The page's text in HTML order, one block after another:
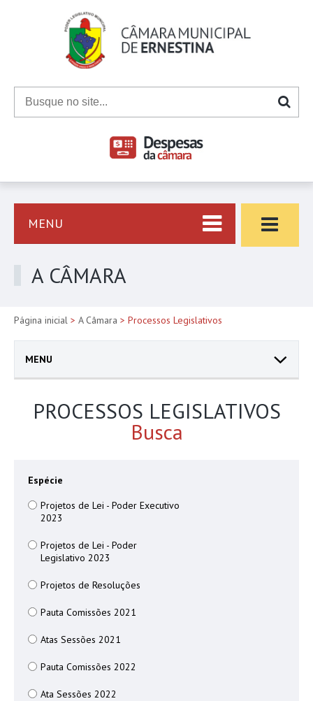
MENU
A CÂMARA
Página inicial > A Câmara > Processos Legislativos
MENU
PROCESSOS LEGISLATIVOS
Busca
Espécie
Projetos de Lei - Poder Executivo
2023
Projetos de Lei - Poder
Legislativo 2023
Projetos de Resoluções
Pauta Comissões 2021
Atas Sessões 2021
Pauta Comissões 2022
Ata Sessões 2022